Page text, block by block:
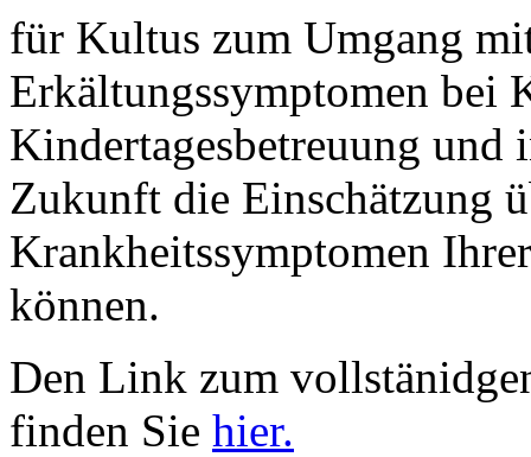
für Kultus zum Umgang
Erkältungssymptomen bei
Kindertagesbetreuung
Zukunft die Einschätzung
Krankheitssymptomen
können.
Den Link zum
finden Sie hier.